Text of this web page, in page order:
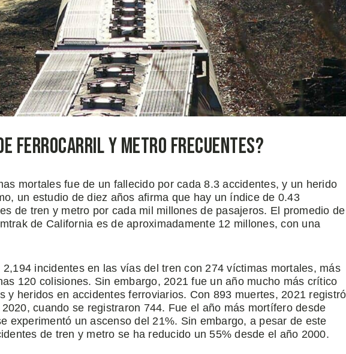
Ferrocarril y Metro Frecuentes?
mortales fue de un fallecido por cada 8.3 accidentes, y un herido
un estudio de diez años afirma que hay un índice de 0.43
de tren y metro por cada mil millones de pasajeros. El promedio de
de California es de aproximadamente 12 millones, con una
incidentes en las vías del tren con 274 víctimas mortales, más
120 colisiones. Sin embargo, 2021 fue un año mucho más crítico
y heridos en accidentes ferroviarios. Con 893 muertes, 2021 registró
cuando se registraron 744. Fue el año más mortífero desde
experimentó un ascenso del 21%. Sin embargo, a pesar de este
de tren y metro se ha reducido un 55% desde el año 2000.